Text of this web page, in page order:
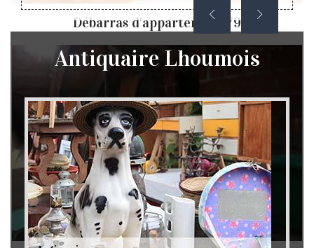
Débarras d'appartement 79
Antiquaire Lhoumois